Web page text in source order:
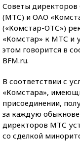
Советы
(МТС) и ОАО
(«Комстар-ОТС»)
«Комстар» к МТС и
этом говорится в
BFM.ru.
В соответствии с
«Комстара»,
присоединении,
за каждую
директоров МТС
со сделкой